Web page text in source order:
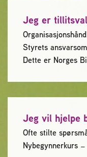
Sykdom hos bier
Prosjekter
Norges
Jeg er
Styrets
Dette er Norges
Jeg vil hjelpe
Ofte stilte
Nybegynnerkurs